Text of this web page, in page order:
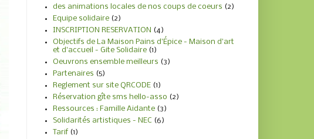
des animations locales de nos coups de coeurs (2)
Equipe solidaire (2)
INSCRIPTION RESERVATION (4)
Objectifs de La Maison Pains d'Épice - Maison d'art
et d'accueil - Gite Solidaire (1)
Oeuvrons ensemble meilleurs (3)
Partenaires (5)
Reglement sur site QRCODE (1)
Réservation gîte sms hello-asso (2)
Ressources : Famille Aidante (3)
Solidarités artistiques - NEC (6)
Tarif (1)